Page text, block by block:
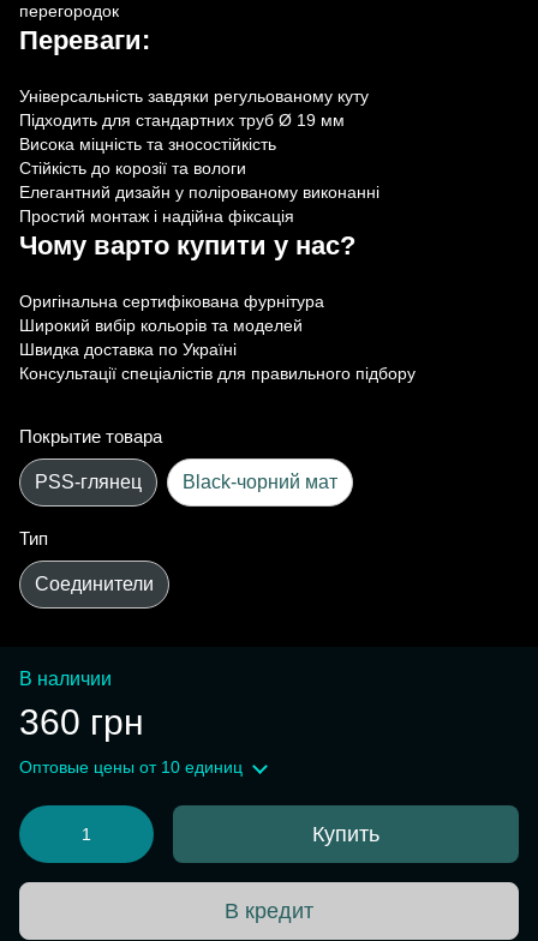
перегородок
Переваги:
Універсальність завдяки регульованому куту
Підходить для стандартних труб Ø 19 мм
Висока міцність та зносостійкість
Стійкість до корозії та вологи
Елегантний дизайн у полірованому виконанні
Простий монтаж і надійна фіксація
Чому варто купити у нас?
Оригінальна сертифікована фурнітура
Широкий вибір кольорів та моделей
Швидка доставка по Україні
Консультації спеціалістів для правильного підбору
Покрытие товара
PSS-глянец Black-чорний мат
Тип
Соединители
В наличии
360 грн
Оптовые цены от 10 единиц
Купить
В кредит